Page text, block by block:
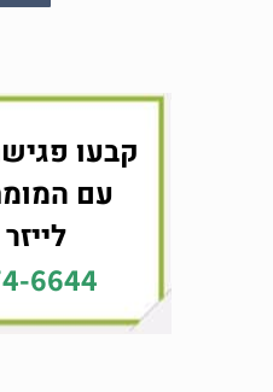
קבעו
עם
6644